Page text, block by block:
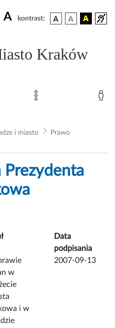
A kontrast:
Kraków
i miasto
Prawo
Prezydenta
Data
podpisania
w
i w
2007-09-13